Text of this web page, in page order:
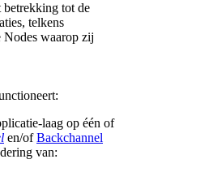
betrekking tot de
telkens
Nodes waarop zij
laag op één of
en/ofBackchannel
van: